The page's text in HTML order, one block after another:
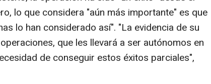
lo que considera "aún más importante" es que
lo han considerado así". "La evidencia de su
que les llevará a ser autónomos en
de conseguir estos éxitos parciales",